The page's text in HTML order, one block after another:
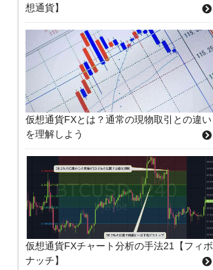
想通貨】
仮想通貨FXとは？通常の現物取引との違い
を理解しよう
仮想通貨FXチャート分析の手法21【フィボ
ナッチ】